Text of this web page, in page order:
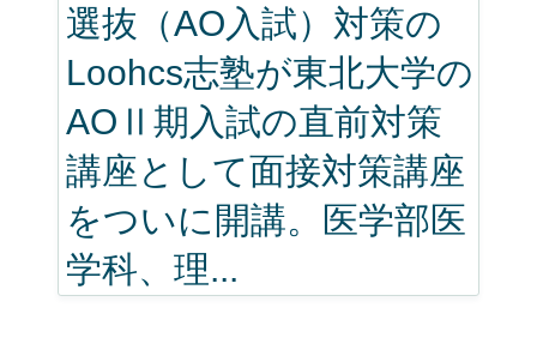
選抜（AO入試）対策の
Loohcs志塾が東北大学の
AOⅡ期入試の直前対策
講座として面接対策講座
をついに開講。医学部医
学科、理...